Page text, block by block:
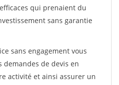
qui prenaient du
sans garantie
sans engagement vous
demandes de devis en
activité et ainsi assurer un